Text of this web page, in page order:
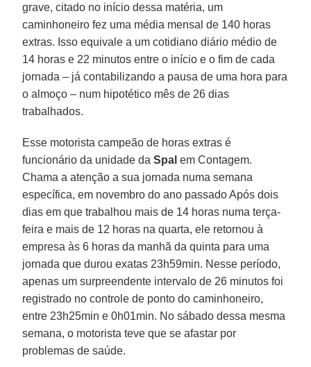
grave, citado no início dessa matéria, um
caminhoneiro fez uma média mensal de 140 horas
extras. Isso equivale a um cotidiano diário médio de
14 horas e 22 minutos entre o início e o fim de cada
jornada – já contabilizando a pausa de uma hora para
o almoço – num hipotético mês de 26 dias
trabalhados.
Esse motorista campeão de horas extras é
funcionário da unidade daSpal em Contagem.
Chama a atenção a sua jornada numa semana
específica, em novembro do ano passado Após dois
dias em que trabalhou mais de 14 horas numa terça-
feira e mais de 12 horas na quarta, ele retornou à
empresa às 6 horas da manhã da quinta para uma
jornada que durou exatas 23h59min. Nesse período,
apenas um surpreendente intervalo de 26 minutos foi
registrado no controle de ponto do caminhoneiro,
entre 23h25min e 0h01min. No sábado dessa mesma
semana, o motorista teve que se afastar por
problemas de saúde.